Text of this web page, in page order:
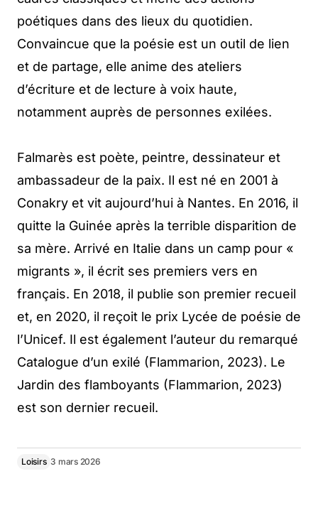
poétiques dans des lieux du quotidien.
Convaincue que la poésie est un outil de lien
et de partage, elle anime des ateliers
d’écriture et de lecture à voix haute,
notamment auprès de personnes exilées.
Falmarès est poète, peintre, dessinateur et
ambassadeur de la paix. Il est né en 2001 à
Conakry et vit aujourd’hui à Nantes. En 2016, il
quitte la Guinée après la terrible disparition de
sa mère. Arrivé en Italie dans un camp pour «
migrants », il écrit ses premiers vers en
français. En 2018, il publie son premier recueil
et, en 2020, il reçoit le prix Lycée de poésie de
l’Unicef. Il est également l’auteur du remarqué
Catalogue d’un exilé (Flammarion, 2023). Le
Jardin des flamboyants (Flammarion, 2023)
est son dernier recueil.
Loisirs 3 mars 2026